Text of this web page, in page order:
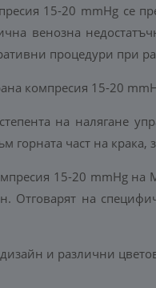
15-20 mmHg се
венозна
процедури при
компресия 15-20
на налягане
горната част на
15-20 mmHg
Отговарят на
и различни